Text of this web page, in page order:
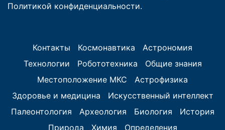
Политикой конфиденциальности.
Контакты Космонавтика
Астрономия
Технологии
Робототехника
Общие знания
Местоположение МКС
Астрофизика
Здоровье и медицина
Искусственный интеллект
Палеонтология
Археология Биология
История
Природа
Химия Определения